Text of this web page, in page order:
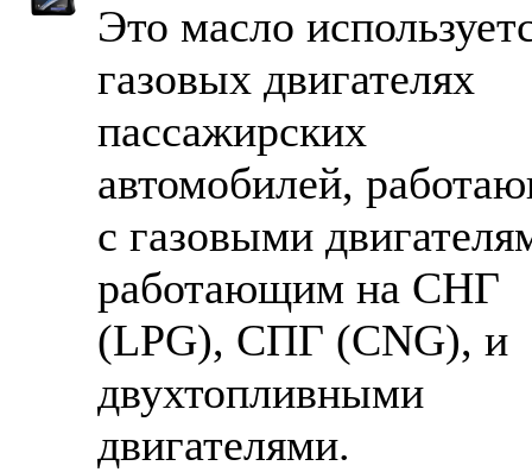
Это масло
газовых двигателях
пассажирских
автомобилей,
с газовыми
работающим на СНГ
(LPG), СПГ (CNG), и
двухтопливными
двигателями.